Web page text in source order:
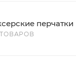
перчатки
ТОВАРОВ